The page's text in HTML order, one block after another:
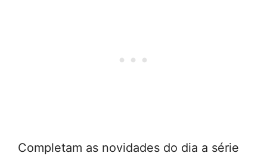
Completam as novidades do dia a série